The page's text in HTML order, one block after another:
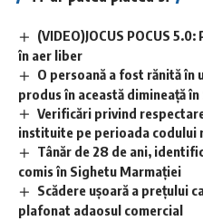
(VIDEO)JOCUS POCUS
în aer liber
O persoană a fost rănită în
produs în această dimineață
Verificări privind
instituite pe perioada codului
Tânăr de 28 de ani,
comis în Sighetu Marmației
Scădere ușoară a prețului
plafonat adaosul comercial